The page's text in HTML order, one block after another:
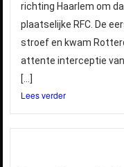
richting Haarlem om
plaatselijke RFC. De
stroef en kwam
attente interceptie
[…]
Lees verder